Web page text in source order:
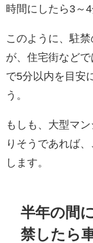
時間にしたら3～4
このように、駐
が、住宅街など
で5分以内を目安
う。
もしも、大型マ
りそうであれば
します。
半年の間
禁したら